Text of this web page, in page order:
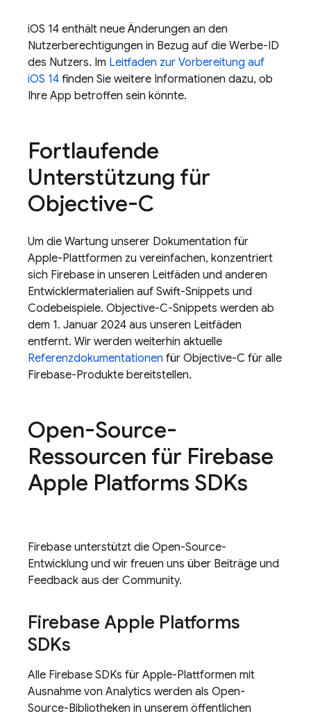
iOS 14 enthält neue Änderungen an den
Nutzerberechtigungen in Bezug auf die Werbe-ID
des Nutzers. Im Leitfaden zur Vorbereitung auf
iOS 14 finden Sie weitere Informationen dazu, ob
Ihre App betroffen sein könnte.
Fortlaufende
Unterstützung für
Objective-C
Um die Wartung unserer Dokumentation für
Apple-Plattformen zu vereinfachen, konzentriert
sich Firebase in unseren Leitfäden und anderen
Entwicklermaterialien auf Swift-Snippets und
Codebeispiele. Objective-C-Snippets werden ab
dem 1. Januar 2024 aus unseren Leitfäden
entfernt. Wir werden weiterhin aktuelle
Referenzdokumentationen für Objective-C für alle
Firebase-Produkte bereitstellen.
Open-Source-
Ressourcen für Firebase
Apple Platforms SDKs
Firebase unterstützt die Open-Source-
Entwicklung und wir freuen uns über Beiträge und
Feedback aus der Community.
Firebase Apple Platforms
SDKs
Alle Firebase SDKs für Apple-Plattformen mit
Ausnahme von Analytics werden als Open-
Source-Bibliotheken in unserem öffentlichen